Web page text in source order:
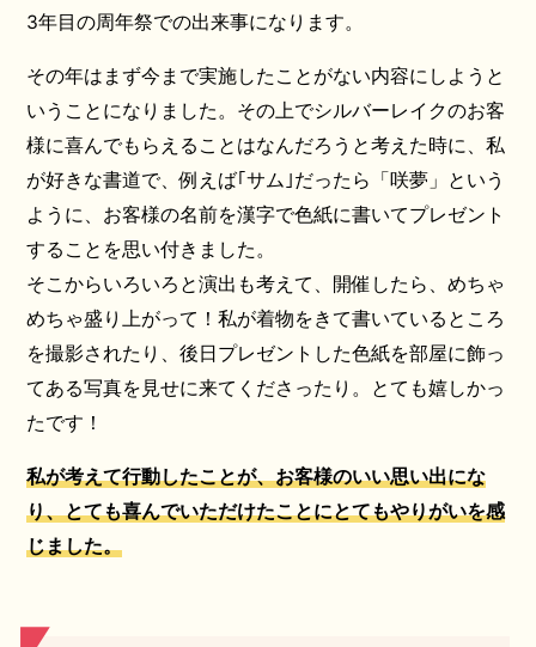
3年目の周年祭での出来事になります。
その年はまず今まで実施したことがない内容にしようと
いうことになりました。その上でシルバーレイクのお客
様に喜んでもらえることはなんだろうと考えた時に、私
が好きな書道で、例えば｢サム｣だったら「咲夢」という
ように、お客様の名前を漢字で色紙に書いてプレゼント
することを思い付きました。
そこからいろいろと演出も考えて、開催したら、めちゃ
めちゃ盛り上がって！私が着物をきて書いているところ
を撮影されたり、後日プレゼントした色紙を部屋に飾っ
てある写真を見せに来てくださったり。とても嬉しかっ
たです！
私が考えて行動したことが、お客様のいい思い出にな
り、とても喜んでいただけたことにとてもやりがいを感
じました。